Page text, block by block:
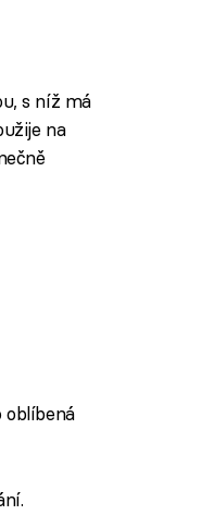
s níž má
na
oblíbená